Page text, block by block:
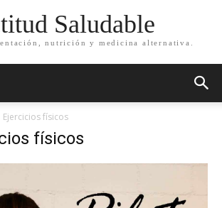
Saludable
nutrición y medicina alternativa.
Ejercicios físicos
físicos